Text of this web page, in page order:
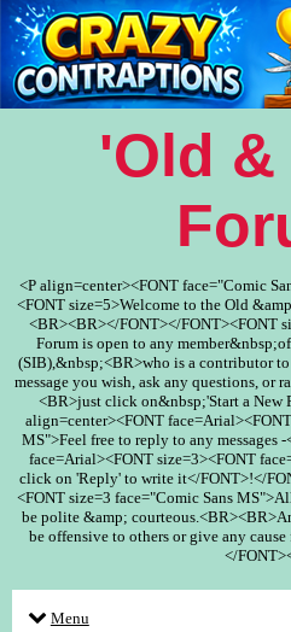
'Old
<P align=center><FONT face="Comic
<FONT size=5>Welcome to the Old
<BR><BR></FONT></FONT><FONT
Forum is open to any
(SIB),&nbsp;<BR>who is a contributor
message you wish, ask any questions, or
<BR>just click on&nbsp;'Start a New
align=center><FONT
MS">Feel free to reply to any messages
face=Arial><FONT size=3><FONT
click on 'Reply' to write it</FONT>!</
<FONT size=3 face="Comic Sans
be polite &amp;
be offensive to others or give any
</
Menu